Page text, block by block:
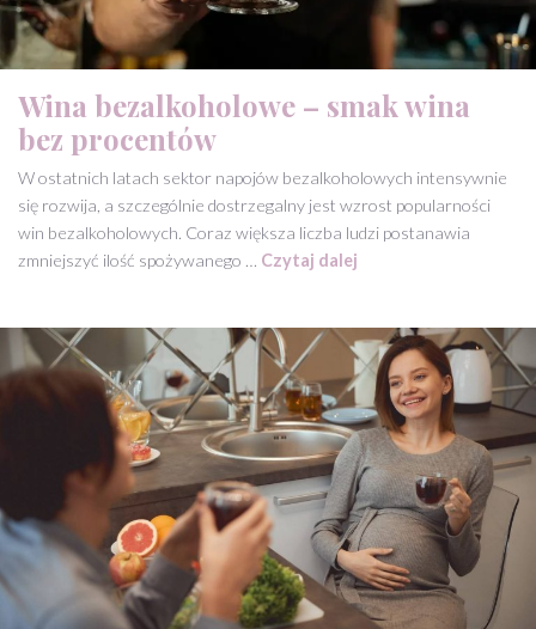
Wina bezalkoholowe – smak wina
bez procentów
W ostatnich latach sektor napojów bezalkoholowych intensywnie
się rozwija, a szczególnie dostrzegalny jest wzrost popularności
win bezalkoholowych. Coraz większa liczba ludzi postanawia
zmniejszyć ilość spożywanego … Czytaj dalej